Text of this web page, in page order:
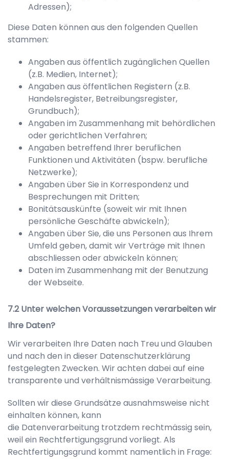
Adressen);
Diese Daten können aus den folgenden Quellen
stammen:
Angaben aus öffentlich zugänglichen Quellen
(z.B. Medien, Internet);
Angaben aus öffentlichen Registern (z.B.
Handelsregister, Betreibungsregister,
Grundbuch);
Angaben im Zusammenhang mit behördlichen
oder gerichtlichen Verfahren;
Angaben betreffend Ihrer beruflichen
Funktionen und Aktivitäten (bspw. berufliche
Netzwerke);
Angaben über Sie in Korrespondenz und
Besprechungen mit Dritten;
Bonitätsauskünfte (soweit wir mit Ihnen
persönliche Geschäfte abwickeln);
Angaben über Sie, die uns Personen aus Ihrem
Umfeld geben, damit wir Verträge mit Ihnen
abschliessen oder abwickeln können;
Daten im Zusammenhang mit der Benutzung
der Webseite.
Unter welchen Voraussetzungen verarbeiten wir
Ihre Daten?
Wir verarbeiten Ihre Daten nach Treu und Glauben
und nach den in dieser Datenschutzerklärung
festgelegten Zwecken. Wir achten dabei auf eine
transparente und verhältnismässige Verarbeitung.
Sollten wir diese Grundsätze ausnahmsweise nicht
einhalten können, kann
die Datenverarbeitung trotzdem rechtmässig sein,
weil ein Rechtfertigungsgrund vorliegt. Als
Rechtfertigungsgrund kommt namentlich in Frage: